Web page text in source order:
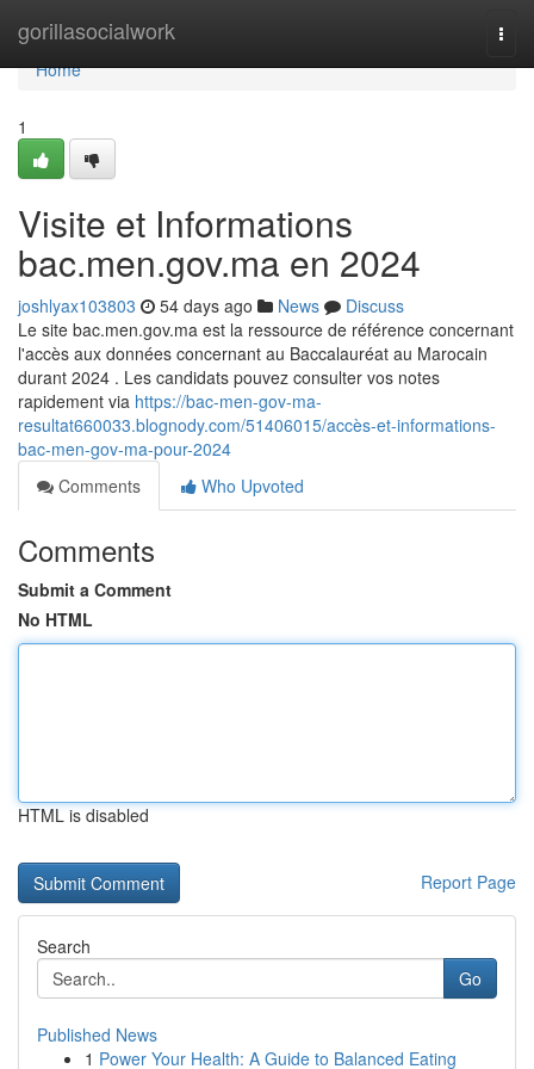
gorillasocialwork
Home
Home
1
Visite et Informations
bac.men.gov.ma en 2024
joshlyax103803 54 days ago News
Discuss
Le site bac.men.gov.ma est la ressource de référence concernant
l'accès aux données concernant au Baccalauréat au Marocain
durant 2024 . Les candidats pouvez consulter vos notes
rapidement via https://bac-men-gov-ma-
resultat660033.blognody.com/51406015/accès-et-informations-
bac-men-gov-ma-pour-2024
Comments
Who Upvoted
Comments
Submit a Comment
No HTML
HTML is disabled
Report Page
Search
Go
Published News
1 Power Your Health: A Guide to Balanced Eating